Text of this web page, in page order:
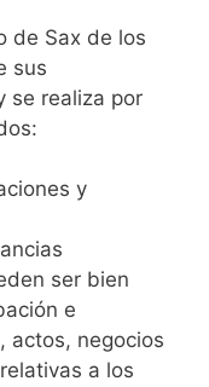
de Sax de los
sus
se realiza por
y
ser bien
e
actos, negocios
a los